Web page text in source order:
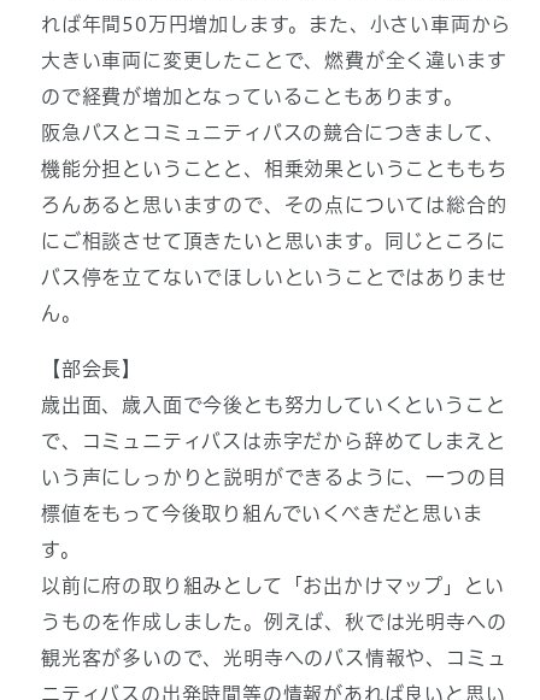
れば年間50万円増加します。また、小さい車両から
大きい車両に変更したことで、燃費が全く違います
ので経費が増加となっていることもあります。
阪急バスとコミュニティバスの競合につきまして、
機能分担ということと、相乗効果ということももち
ろんあると思いますので、その点については総合的
にご相談させて頂きたいと思います。同じところに
バス停を立てないでほしいということではありませ
ん。
【部会長】
歳出面、歳入面で今後とも努力していくということ
で、コミュニティバスは赤字だから辞めてしまえと
いう声にしっかりと説明ができるように、一つの目
標値をもって今後取り組んでいくべきだと思いま
す。
以前に府の取り組みとして「お出かけマップ」とい
うものを作成しました。例えば、秋では光明寺への
観光客が多いので、光明寺へのバス情報や、コミュ
ニティバスの出発時間等の情報があれば良いと思い